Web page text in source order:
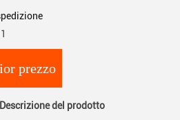
prezzo
Descrizione del prodotto